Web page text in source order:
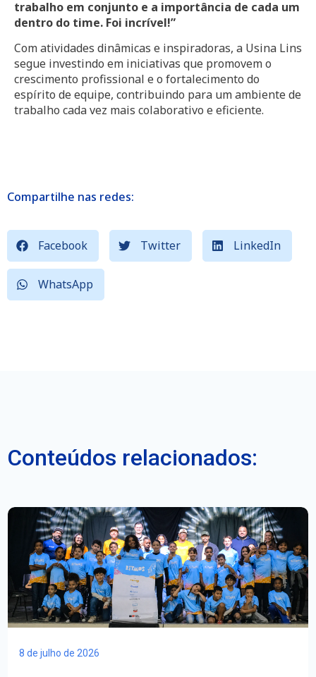
trabalho em conjunto e a importância de cada um
dentro do time. Foi incrível!”
Com atividades dinâmicas e inspiradoras, a Usina Lins
segue investindo em iniciativas que promovem o
crescimento profissional e o fortalecimento do
espírito de equipe, contribuindo para um ambiente de
trabalho cada vez mais colaborativo e eficiente.
Compartilhe nas redes:
Facebook Twitter LinkedIn
WhatsApp
Conteúdos relacionados:
8 de julho de 2026